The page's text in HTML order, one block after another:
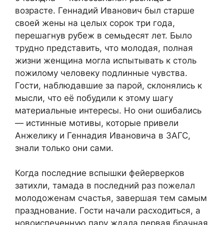
возрасте. Геннадий Иванович был старше
своей жены на целых сорок три года,
перешагнув рубеж в семьдесят лет. Было
трудно представить, что молодая, полная
жизни женщина могла испытывать к столь
пожилому человеку подлинные чувства.
Гости, наблюдавшие за парой, склонялись к
мысли, что её побудили к этому шагу
материальные интересы. Но они ошибались
— истинные мотивы, которые привели
Анжелику и Геннадия Ивановича в ЗАГС,
знали только они сами.
Когда последние вспышки фейерверков
затихли, тамада в последний раз пожелал
молодоженам счастья, завершая тем самым
празднование. Гости начали расходиться, а